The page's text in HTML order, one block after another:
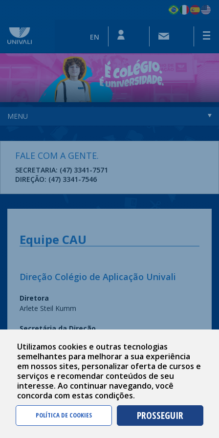
EN
MENU
FALE COM A GENTE.
SECRETARIA: (47) 3341-7571
DIREÇÃO: (47) 3341-7546
Equipe CAU
Direção Colégio de Aplicação Univali
Diretora
Arlete Steil Kumm
Secretária da Direção
Educação Infantil
Orientadora Pedagógica
Daniela Odete de Oliveira
Rita Simone Figueredo
Utilizamos cookies e outras tecnologias
semelhantes para melhorar a sua experiência
em nossos sites, personalizar oferta de cursos e
serviços e recomendar conteúdos de seu
interesse. Ao continuar navegando, você
concorda com estas condições.
POLÍTICA DE COOKIES PROSSEGUIR